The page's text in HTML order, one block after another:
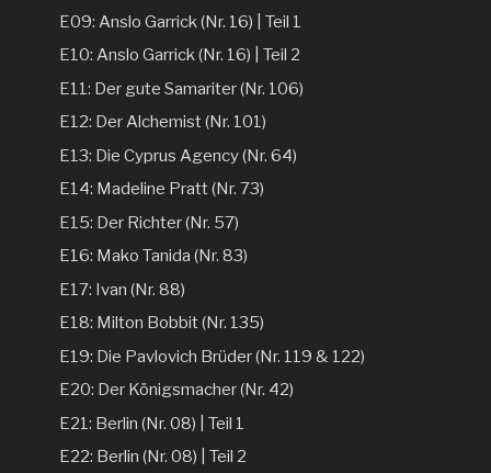
E09: Anslo Garrick (Nr. 16) | Teil 1
E10: Anslo Garrick (Nr. 16) | Teil 2
E11: Der gute Samariter (Nr. 106)
E12: Der Alchemist (Nr. 101)
E13: Die Cyprus Agency (Nr. 64)
E14: Madeline Pratt (Nr. 73)
E15: Der Richter (Nr. 57)
E16: Mako Tanida (Nr. 83)
E17: Ivan (Nr. 88)
E18: Milton Bobbit (Nr. 135)
E19: Die Pavlovich Brüder (Nr. 119 & 122)
E20: Der Königsmacher (Nr. 42)
E21: Berlin (Nr. 08) | Teil 1
E22: Berlin (Nr. 08) | Teil 2